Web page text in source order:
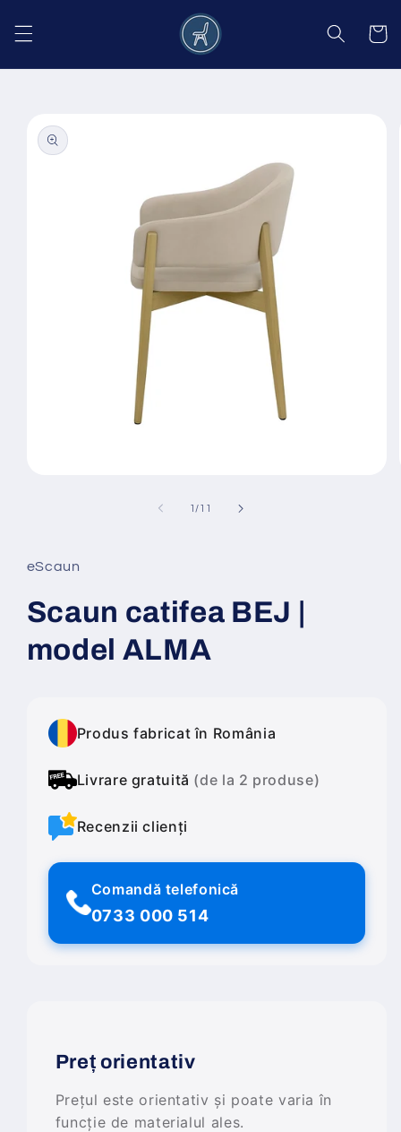
conținut
Coș
informațiile
despre
produs
fereastră
modală
1 /din
11
eScaun
Scaun catifea BEJ |
model ALMA
Produs fabricat în România
Livrare gratuită (de la 2 produse)
Recenzii clienți
Comandă telefonică
0733 000 514
Preț orientativ
Prețul este orientativ și poate varia în
funcție de materialul ales.